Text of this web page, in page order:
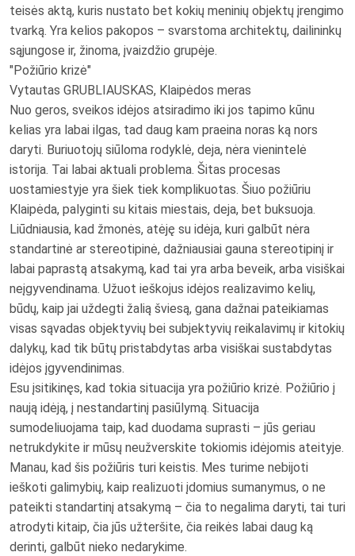
teisės aktą, kuris nustato bet kokių meninių objektų įrengimo
tvarką. Yra kelios pakopos – svarstoma architektų, dailininkų
sąjungose ir, žinoma, įvaizdžio grupėje.
"Požiūrio krizė"
Vytautas GRUBLIAUSKAS, Klaipėdos meras
Nuo geros, sveikos idėjos atsiradimo iki jos tapimo kūnu
kelias yra labai ilgas, tad daug kam praeina noras ką nors
daryti. Buriuotojų siūloma rodyklė, deja, nėra vienintelė
istorija. Tai labai aktuali problema. Šitas procesas
uostamiestyje yra šiek tiek komplikuotas. Šiuo požiūriu
Klaipėda, palyginti su kitais miestais, deja, bet buksuoja.
Liūdniausia, kad žmonės, atėję su idėja, kuri galbūt nėra
standartinė ar stereotipinė, dažniausiai gauna stereotipinį ir
labai paprastą atsakymą, kad tai yra arba beveik, arba visiškai
neįgyvendinama. Užuot ieškojus idėjos realizavimo kelių,
būdų, kaip jai uždegti žalią šviesą, gana dažnai pateikiamas
visas sąvadas objektyvių bei subjektyvių reikalavimų ir kitokių
dalykų, kad tik būtų pristabdytas arba visiškai sustabdytas
idėjos įgyvendinimas.
Esu įsitikinęs, kad tokia situacija yra požiūrio krizė. Požiūrio į
naują idėją, į nestandartinį pasiūlymą. Situacija
sumodeliuojama taip, kad duodama suprasti – jūs geriau
netrukdykite ir mūsų neužverskite tokiomis idėjomis ateityje.
Manau, kad šis požiūris turi keistis. Mes turime nebijoti
ieškoti galimybių, kaip realizuoti įdomius sumanymus, o ne
pateikti standartinį atsakymą – čia to negalima daryti, tai turi
atrodyti kitaip, čia jūs užteršite, čia reikės labai daug ką
derinti, galbūt nieko nedarykime.